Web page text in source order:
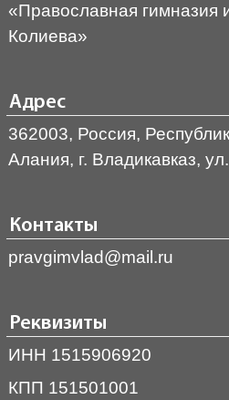
«Православная гимназия
Колиева»
Адрес
362003, Россия,
Алания, г. Владикавказ,
Контакты
pravgimvlad@mail.ru
Реквизиты
ИНН 1515906920
КПП 151501001